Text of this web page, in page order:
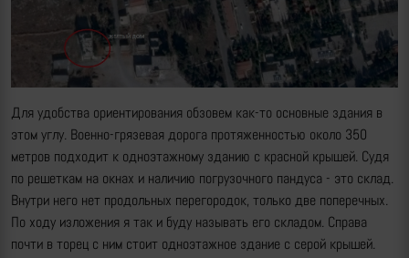
Для удобства ориентирования обзовем как-то основные здания в
этом углу. Военно-грязевая дорога протяженностью около 350
метров подходит к одноэтажному зданию с красной крышей. Судя
по решеткам на окнах и наличию погрузочного пандуса - это склад.
Внутри него нет продольных перегородок, только две поперечных.
По ходу изложения я так и буду называть его складом. Справа
почти в торец с ним стоит одноэтажное здание с серой крышей.